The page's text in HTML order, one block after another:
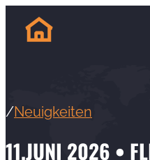
/Neuigkeiten
11.JUNI 2026 •